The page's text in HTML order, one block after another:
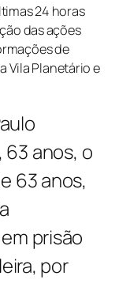
24 horas
das ações
de
Vila Planetário e
63 anos, o
63 anos,
prisão
por